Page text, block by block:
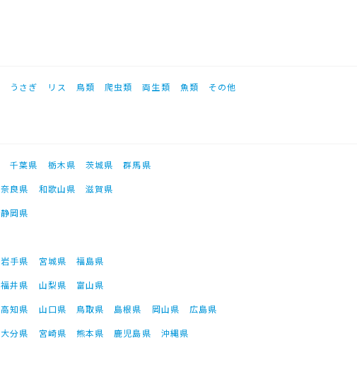
うさぎ リス 鳥類 爬虫類 両生類 魚類 その他
千葉県 栃木県 茨城県
群馬県
奈良県 和歌山県
滋賀県
静岡県
岩手県 宮城県
福島県
福井県 山梨県
富山県
高知県 山口県 鳥取県 島根県 岡山県
広島県
大分県 宮崎県 熊本県 鹿児島県 沖縄県